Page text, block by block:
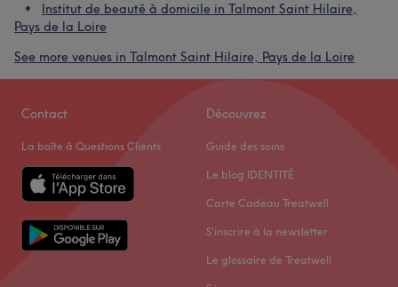
Institut de beauté à domicile in Talmont Saint Hilaire,
Pays de la Loire
See more venues in Talmont Saint Hilaire, Pays de la Loire
Contact
La boîte à Questions Clients
Découvrez
Guide des soins
Le blog IDENTITÉ
Carte Cadeau Treatwell
S'inscrire à la newsletter
Le glossaire de Treatwell